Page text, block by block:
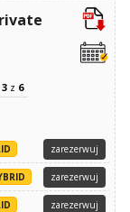
3z 6
zarezerwuj
zarezerwuj
zarezerwuj